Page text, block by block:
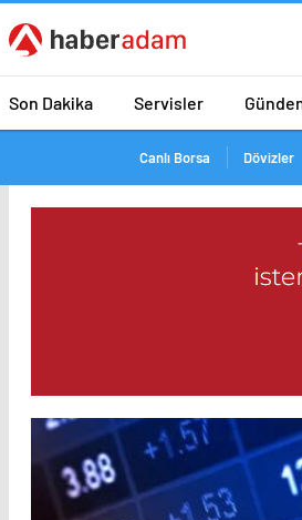
Son Dakika Servisler
Canlı Borsa Dövizler